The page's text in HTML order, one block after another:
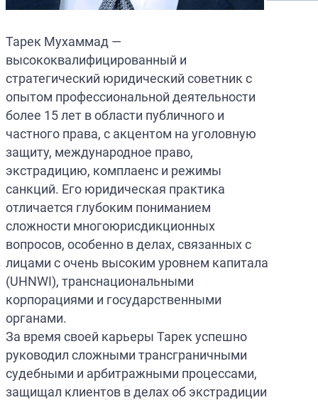
Тарек Мухаммад —
высококвалифицированный и
стратегический юридический советник с
опытом профессиональной деятельности
более 15 лет в области публичного и
частного права, с акцентом на уголовную
защиту, международное право,
экстрадицию, комплаенс и режимы
санкций. Его юридическая практика
отличается глубоким пониманием
сложности многоюрисдикционных
вопросов, особенно в делах, связанных с
лицами с очень высоким уровнем капитала
(UHNWI), транснациональными
корпорациями и государственными
органами.
За время своей карьеры Тарек успешно
руководил сложными трансграничными
судебными и арбитражными процессами,
защищал клиентов в делах об экстрадиции